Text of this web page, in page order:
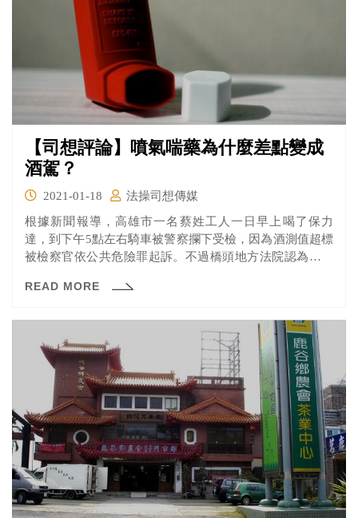
【司想評論】噴氣喘藥為什麼差點變成
酒駕？
2021-01-18
法操司想傳媒
根據新聞報導，高雄市一名蔡姓工人一日早上喝了保力
達，到下午5點左右騎車被警察攔下受檢，因為酒測值超標
被檢察官依公共危險罪起訴。不過橋頭地方法院認為，警
法定程序進行，無法證明所檢測出來的酒精濃度是否受到
READ MORE